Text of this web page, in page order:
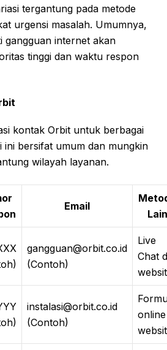
tergantung pada metode
urgensi masalah. Umumnya,
gangguan internet akan
tinggi dan waktu respon
kontak Orbit untuk berbagai
ini bersifat umum dan mungkin
wilayah layanan.
Email
Lain
gangguan@orbit.co.id
(Contoh)
Live
Chat
instalasi@orbit.co.id
(Contoh)